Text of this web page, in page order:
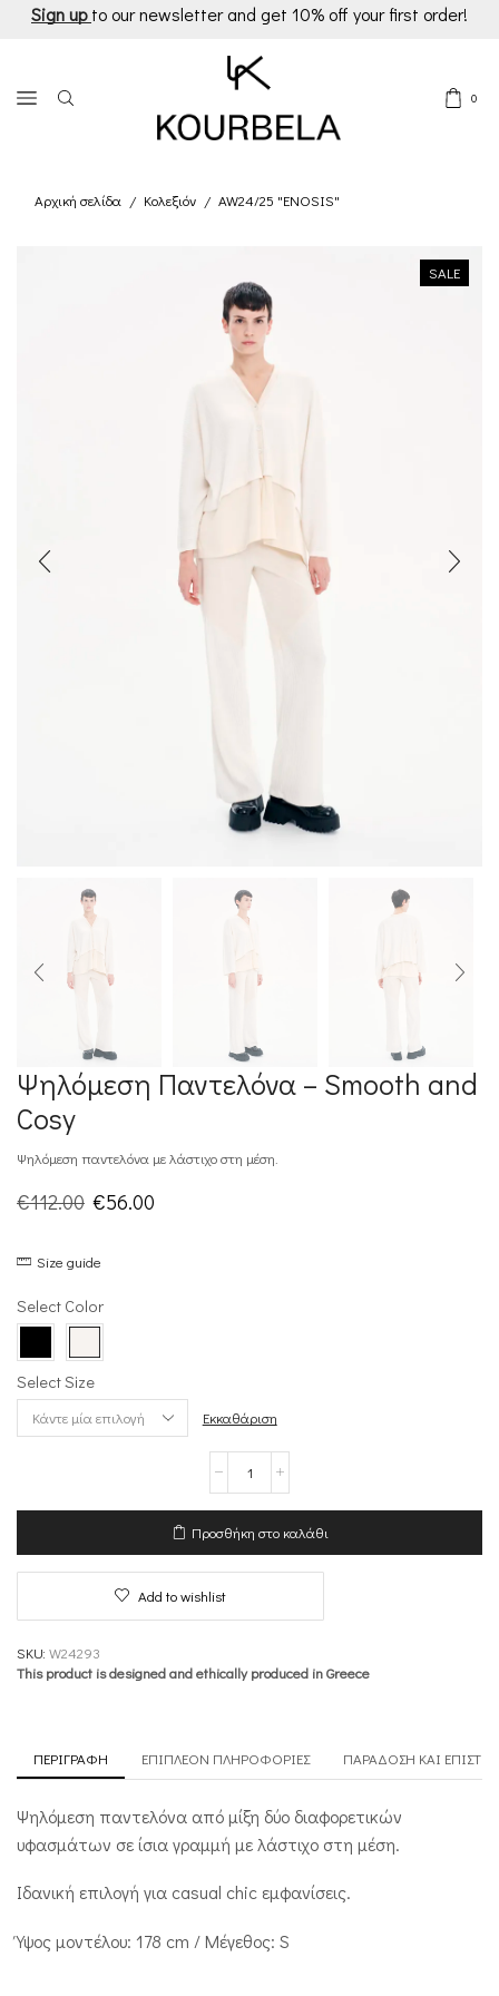
Sign up to our newsletter and get 10% off your first order!
0
Αρχική σελίδα / Κολεξιόν / AW24/25 "ENOSIS"
SALE
Ψηλόμεση Παντελόνα – Smooth and
Cosy
Ψηλόμεση παντελόνα με λάστιχο στη μέση.
€112.00 Original
was:
€112.00.
€56.00
Size guide
Select Color
Select Size
Εκκαθάριση
Παντελόνα
–
and
Cosy
Προσθήκη στο καλάθι
Add to wishlist
SKU: W24293
This product is designed and ethically produced in Greece
ΠΕΡΙΓΡΑΦΉ ΕΠΙΠΛΈΟΝ ΠΛΗΡΟΦΟΡΊΕΣ ΠΑΡΆΔΟΣΗ ΚΑΙ
Ψηλόμεση παντελόνα από μίξη δύο διαφορετικών
υφασμάτων σε ίσια γραμμή με λάστιχο στη μέση.
Ιδανική επιλογή για casual chic εμφανίσεις.
Ύψος μοντέλου: 178 cm / Μέγεθος: S